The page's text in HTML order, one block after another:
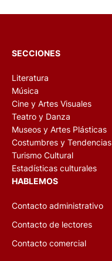
SECCIONES
Literatura
Música
Cine y Artes Visuales
Teatro y Danza
Museos y Artes Plásticas
Costumbres y Tendencias
Turismo Cultural
Estadísticas culturales
HABLEMOS
Contacto administrativo
Contacto de lectores
Contacto comercial